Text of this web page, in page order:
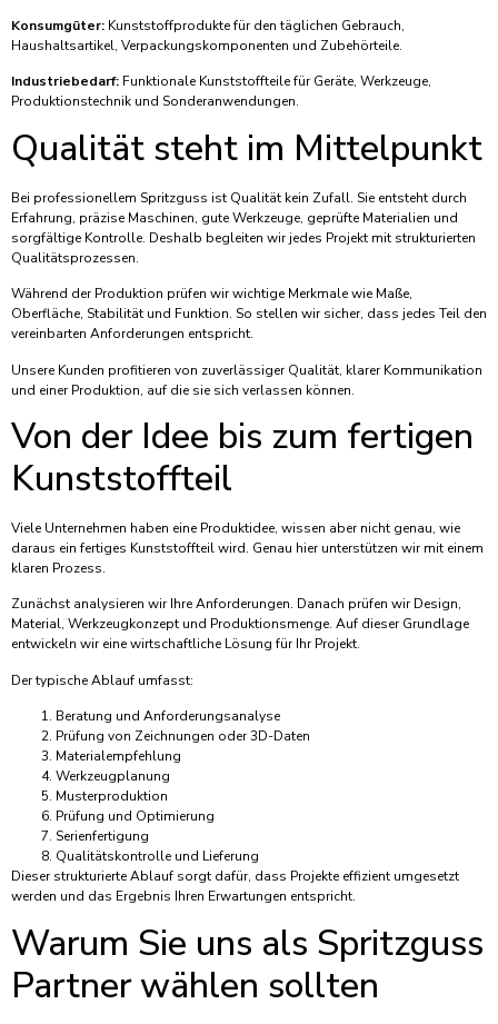
Konsumgüter: Kunststoffprodukte für den täglichen Gebrauch,
Haushaltsartikel, Verpackungskomponenten und Zubehörteile.
Industriebedarf: Funktionale Kunststoffteile für Geräte, Werkzeuge,
Produktionstechnik und Sonderanwendungen.
Qualität steht im Mittelpunkt
Bei professionellem Spritzguss ist Qualität kein Zufall. Sie entsteht durch
Erfahrung, präzise Maschinen, gute Werkzeuge, geprüfte Materialien und
sorgfältige Kontrolle. Deshalb begleiten wir jedes Projekt mit strukturierten
Qualitätsprozessen.
Während der Produktion prüfen wir wichtige Merkmale wie Maße,
Oberfläche, Stabilität und Funktion. So stellen wir sicher, dass jedes Teil den
vereinbarten Anforderungen entspricht.
Unsere Kunden profitieren von zuverlässiger Qualität, klarer Kommunikation
und einer Produktion, auf die sie sich verlassen können.
Von der Idee bis zum fertigen
Kunststoffteil
Viele Unternehmen haben eine Produktidee, wissen aber nicht genau, wie
daraus ein fertiges Kunststoffteil wird. Genau hier unterstützen wir mit einem
klaren Prozess.
Zunächst analysieren wir Ihre Anforderungen. Danach prüfen wir Design,
Material, Werkzeugkonzept und Produktionsmenge. Auf dieser Grundlage
entwickeln wir eine wirtschaftliche Lösung für Ihr Projekt.
Der typische Ablauf umfasst:
Beratung und Anforderungsanalyse
Prüfung von Zeichnungen oder 3D-Daten
Materialempfehlung
Werkzeugplanung
Musterproduktion
Prüfung und Optimierung
Serienfertigung
Qualitätskontrolle und Lieferung
Dieser strukturierte Ablauf sorgt dafür, dass Projekte effizient umgesetzt
werden und das Ergebnis Ihren Erwartungen entspricht.
Warum Sie uns als Spritzguss
Partner wählen sollten